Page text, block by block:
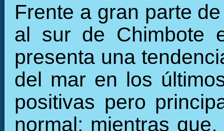
Frente a gran parte
al sur de Chimbote
presenta una
del mar en los
positivas pero
normal; mientras